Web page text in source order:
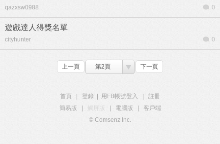
qazxsw0988 0
遊戲達人得獎名單
cityhunter 0
上一頁 第2頁 下一頁
首頁 登錄 用FB帳號登入
註冊
簡易版
觸屏版 電腦版
客戶端
© Comsenz Inc.